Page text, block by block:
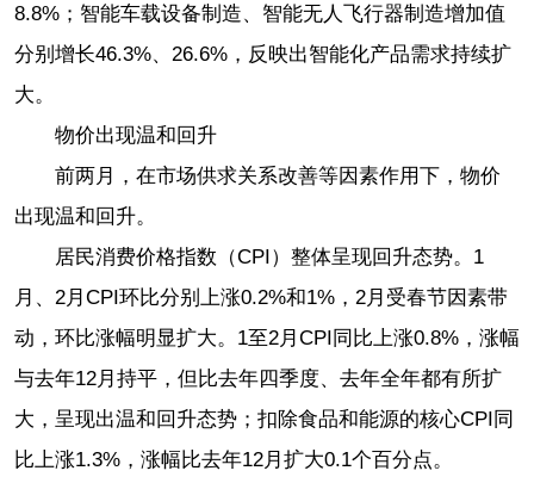
8.8%；智能车载设备制造、智能无人飞行器制造增加值
分别增长46.3%、26.6%，反映出智能化产品需求持续扩
大。
物价出现温和回升
前两月，在市场供求关系改善等因素作用下，物价
出现温和回升。
居民消费价格指数（CPI）整体呈现回升态势。1
月、2月CPI环比分别上涨0.2%和1%，2月受春节因素带
动，环比涨幅明显扩大。1至2月CPI同比上涨0.8%，涨幅
与去年12月持平，但比去年四季度、去年全年都有所扩
大，呈现出温和回升态势；扣除食品和能源的核心CPI同
比上涨1.3%，涨幅比去年12月扩大0.1个百分点。